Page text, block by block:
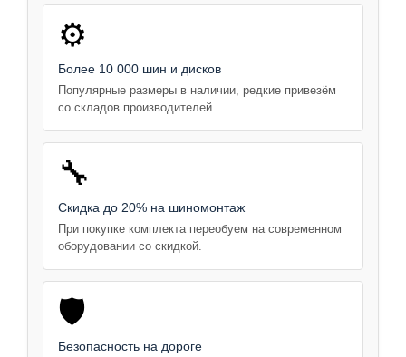
⚙️
Более 10 000 шин и дисков
Популярные размеры в наличии, редкие привезём
со складов производителей.
🔧
Скидка до 20% на шиномонтаж
При покупке комплекта переобуем на современном
оборудовании со скидкой.
🛡️
Безопасность на дороге